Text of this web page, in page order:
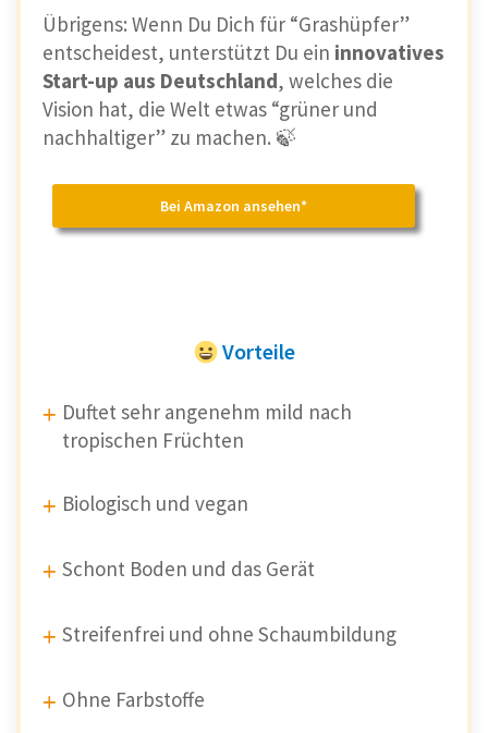
Übrigens: Wenn Du Dich für “Grashüpfer”
entscheidest, unterstützt Du ein innovatives
Start-up aus Deutschland, welches die
Vision hat, die Welt etwas “grüner und
nachhaltiger” zu machen. 🍃
Bei Amazon ansehen*
Vorteile
Duftet sehr angenehm mild nach
tropischen Früchten
Biologisch und vegan
Schont Boden und das Gerät
Streifenfrei und ohne Schaumbildung
Ohne Farbstoffe